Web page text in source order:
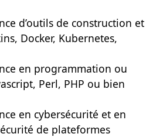
d’outils de construction et
Docker, Kubernetes,
en programmation ou
Perl, PHP ou bien
en cybersécurité et en
de plateformes